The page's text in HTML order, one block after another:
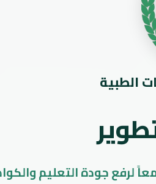
الطبية
لرفع جودة التعليم